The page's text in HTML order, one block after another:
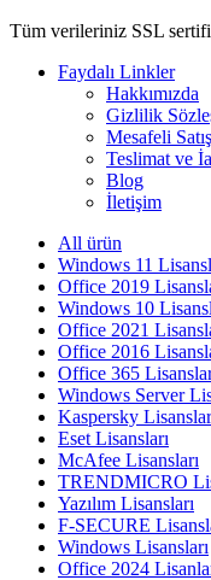
Tüm verileriniz SSL
Faydalı Linkler
Hakkımızda
Gizlilik
Mesafeli
Teslimat ve
Blog
İletişim
All ürün
Windows 11
Office 2019
Windows 10
Office 2021
Office 2016
Office 365
Windows Server
Kaspersky
Eset Lisansları
McAfee Lisansları
TRENDMICRO
Yazılım Lisansları
F-SECURE
Windows Lisansları
Office 2024